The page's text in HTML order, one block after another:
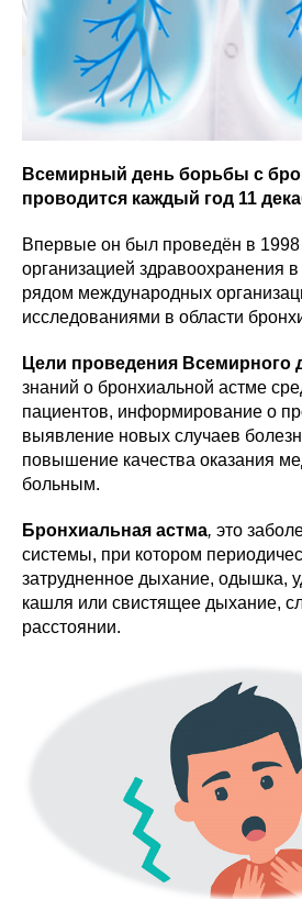
Всемирный день борьбы с
проводится каждый год 11
Впервые он был проведён в
организацией здравоохранения
рядом международных
исследованиями в области
Цели проведения Всемирного
знаний о бронхиальной астме
пациентов, информирование о
выявление новых случаев
повышение качества оказания
больным.
Бронхиальная астма, это
системы, при котором
затрудненное дыхание, одышка,
кашля или свистящее дыхание,
расстоянии.